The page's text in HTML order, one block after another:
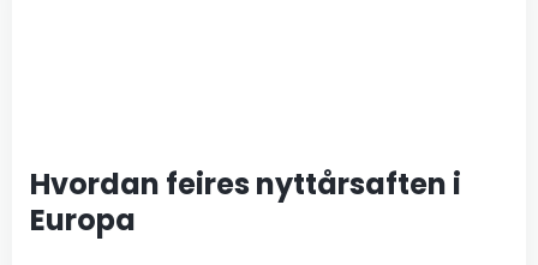
Hvordan feires nyttårsaften i
Europa